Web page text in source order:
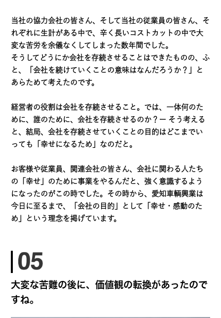
当社の協力会社の皆さん、そして当社の従業員の皆さん、そ
れぞれに生計がある中で、辛く長いコストカットの中で大
変な苦労を余儀なくしてしまった数年間でした。
そうしてどうにか会社を存続させることはできたものの、ふ
と、「会社を続けていくことの意味はなんだろうか？」と
あらためて考えたのです。
経営者の役割は会社を存続させること。では、一体何のた
めに、誰のために、会社を存続させるのか？ー そう考える
と、結局、会社を存続させていくことの目的はどこまでい
っても「幸せになるため」なのだと。
お客様や従業員、関連会社の皆さん、会社に関わる人たち
の「幸せ」のために事業をやるんだと、強く意識するよう
になったのがこの時でした。その時から、愛知車輌興業は
今日に至るまで、「会社の目的」として「幸せ・感動のた
め」という理念を掲げています。
大変な苦難の後に、価値観の転換があったので
すね。